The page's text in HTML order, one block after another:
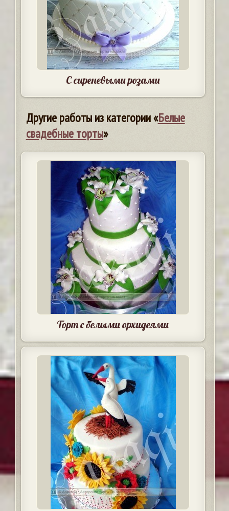
С сиреневыми розами
Другие работы из категории «Белые
свадебные торты»
Торт с белыми орхидеями